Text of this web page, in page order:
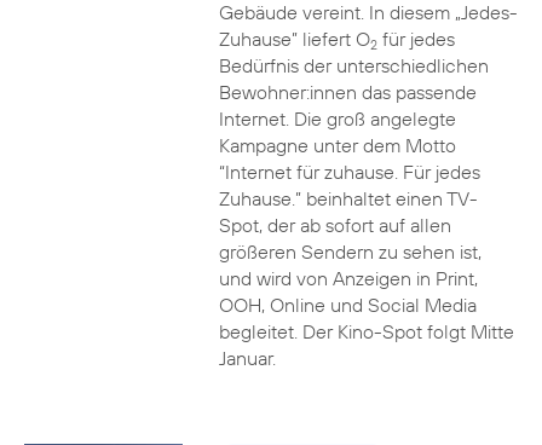
Gebäude vereint. In diesem „Jedes-
Zuhause” liefert O2für jedes
Bedürfnis der unterschiedlichen
Bewohner:innen das passende
Internet. Die groß angelegte
Kampagne unter dem Motto
“Internet für zuhause. Für jedes
Zuhause.” beinhaltet einen TV-
Spot, der ab sofort auf allen
größeren Sendern zu sehen ist,
und wird von Anzeigen in Print,
OOH, Online und Social Media
begleitet. Der Kino-Spot folgt Mitte
Januar.